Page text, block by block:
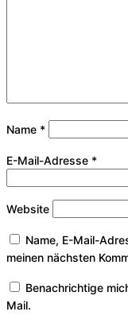
Name *
E-Mail-Adresse *
Website
Name, E-Mail-
meinen nächsten
Benachrichtige
Mail.